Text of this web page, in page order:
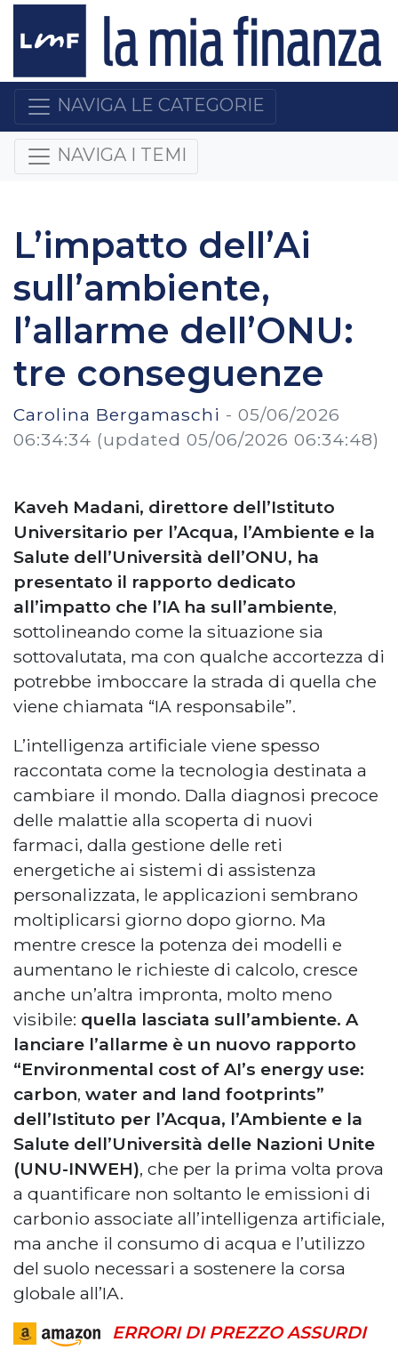
NAVIGA LE CATEGORIE
NAVIGA I TEMI
L’impatto dell’Ai
sull’ambiente,
l’allarme dell’ONU:
tre conseguenze
Carolina Bergamaschi - 05/06/2026
06:34:34 (updated 05/06/2026 06:34:48)
Kaveh Madani, direttore dell’Istituto
Universitario per l’Acqua, l’Ambiente e la
Salute dell’Università dell’ONU, ha
presentato il rapporto dedicato
all’impatto che l’IA ha sull’ambiente,
sottolineando come la situazione sia
sottovalutata, ma con qualche accortezza di
potrebbe imboccare la strada di quella che
viene chiamata “IA responsabile”.
L’intelligenza artificiale viene spesso
raccontata come la tecnologia destinata a
cambiare il mondo. Dalla diagnosi precoce
delle malattie alla scoperta di nuovi
farmaci, dalla gestione delle reti
energetiche ai sistemi di assistenza
personalizzata, le applicazioni sembrano
moltiplicarsi giorno dopo giorno. Ma
mentre cresce la potenza dei modelli e
aumentano le richieste di calcolo, cresce
anche un’altra impronta, molto meno
visibile: quella lasciata sull’ambiente. A
lanciare l’allarme è un nuovo rapporto
“Environmental cost of AI’s energy use:
carbon, water and land footprints”
dell’Istituto per l’Acqua, l’Ambiente e la
Salute dell’Università delle Nazioni Unite
(UNU-INWEH), che per la prima volta prova
a quantificare non soltanto le emissioni di
carbonio associate all’intelligenza artificiale,
ma anche il consumo di acqua e l’utilizzo
del suolo necessari a sostenere la corsa
globale all’IA.
ERRORI DI PREZZO ASSURDI